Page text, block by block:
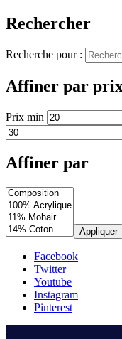
Rechercher
Recherche pour :
Affiner par
Prix min
Affiner par
Appliquer
Facebook
Twitter
Youtube
Instagram
Pinterest
.